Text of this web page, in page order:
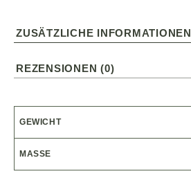
ZUSÄTZLICHE INFORMATIONEN
REZENSIONEN (0)
GEWICHT
MASSE